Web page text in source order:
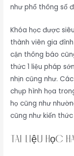
như phổ thông số
Khóa học được
thành viên gia
cận thông báo
thức 1 liệu pháp
nhịn cũng như.
chụp hình họa
họ cũng như
cũng như kiến
Tài liệu học